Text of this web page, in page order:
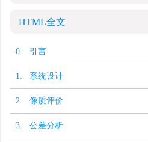
HTML全文
0. 引言
1. 系统设计
2. 像质评价
3. 公差分析